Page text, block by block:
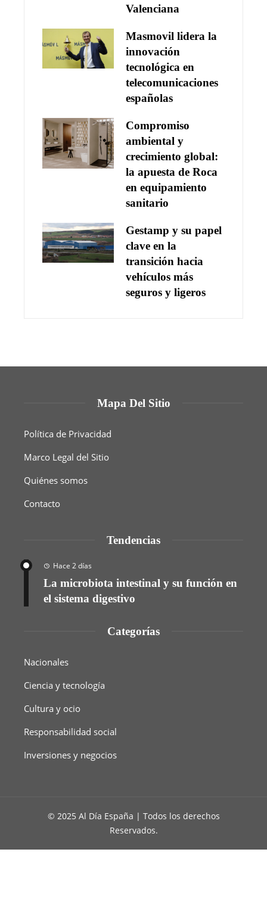
Valenciana
Masmovil lidera la
innovación
tecnológica en
telecomunicaciones
españolas
Compromiso
ambiental y
crecimiento global:
la apuesta de Roca
en equipamiento
sanitario
Gestamp y su papel
clave en la
transición hacia
vehículos más
seguros y ligeros
Mapa Del Sitio
Política de Privacidad
Marco Legal del Sitio
Quiénes somos
Contacto
Tendencias
Hace 2 días
La microbiota intestinal y su función en
el sistema digestivo
Categorías
Nacionales
Ciencia y tecnología
Cultura y ocio
Responsabilidad social
Inversiones y negocios
© 2025 Al Día España | Todos los derechos
Reservados.